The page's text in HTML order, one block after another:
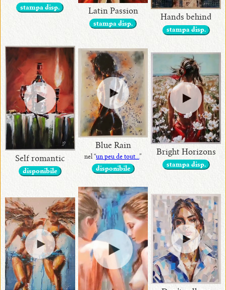
stampa disp. Latin Passion
stampa disp.
Hands behind
stampa disp.
Self romantic
disponibile
Blue Rain
nel “un peu de tout...”
disponibile
Bright Horizons
stampa disp.